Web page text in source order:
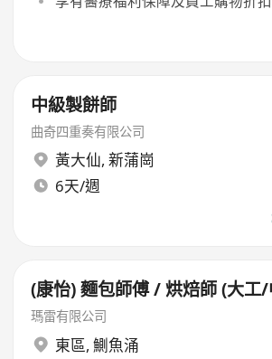
中級製餅師
曲奇四重奏有限公司
黃大仙, 新蒲崗
6天/週
(康怡) 麵包師傅 / 烘焙師 (大工
瑪雷有限公司
東區, 鰂魚涌